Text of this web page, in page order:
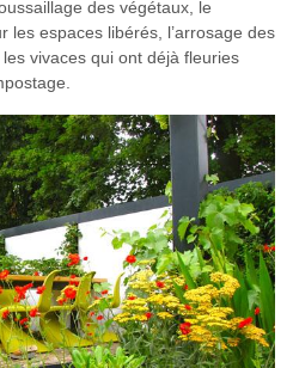
des végétaux, le
les espaces libérés, l’arrosage des
vivaces qui ont déjà fleuries